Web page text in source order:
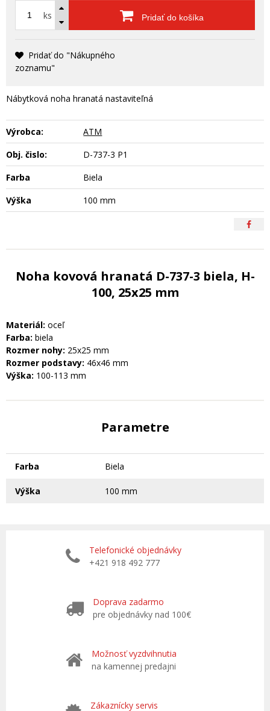
ks Pridať do košíka
Pridať do "Nákupného
zoznamu"
Nábytková noha hranatá nastaviteľná
Výrobca:
ATM
Obj. čislo:
D-737-3 P1
Farba
Biela
Výška
100 mm
Noha kovová hranatá D-737-3 biela, H-
100, 25x25 mm
Materiál: oceľ
Farba: biela
Rozmer nohy: 25x25 mm
Rozmer podstavy: 46x46 mm
Výška: 100-113 mm
Parametre
Farba Biela
Výška 100 mm
Telefonické objednávky
+421 918 492 777
Doprava zadarmo
pre objednávky nad 100€
Možnosť vyzdvihnutia
na kamennej predajni
Zákaznícky servis